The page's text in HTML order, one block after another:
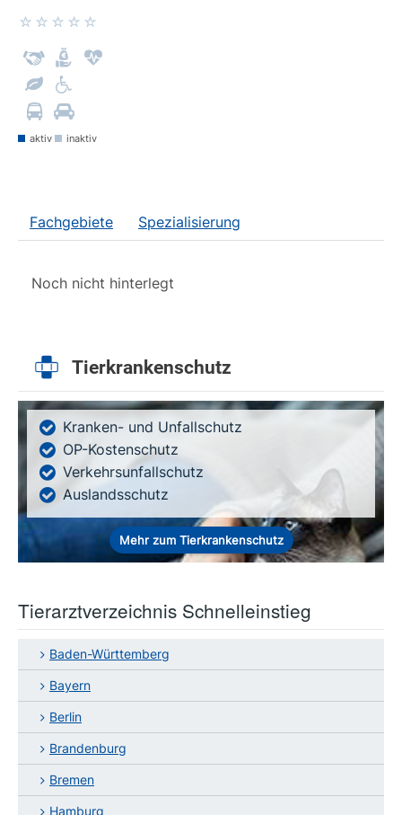
aktiv inaktiv
Fachgebiete Spezialisierung
Noch nicht hinterlegt
Tierkrankenschutz
Kranken- und Unfallschutz
OP-Kostenschutz
Verkehrsunfallschutz
Auslandsschutz
Mehr zum Tierkrankenschutz
Tierarztverzeichnis Schnelleinstieg
Baden-Württemberg
Bayern
Berlin
Brandenburg
Bremen
Hamburg